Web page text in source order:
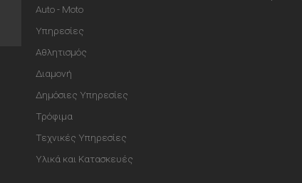
Auto - Moto
Υπηρεσίες
Αθλητισμός
Διαμονή
Δημόσιες Υπηρεσίες
Τρόφιμα
Τεχνικές Υπηρεσίες
Υλικά και Κατασκευές